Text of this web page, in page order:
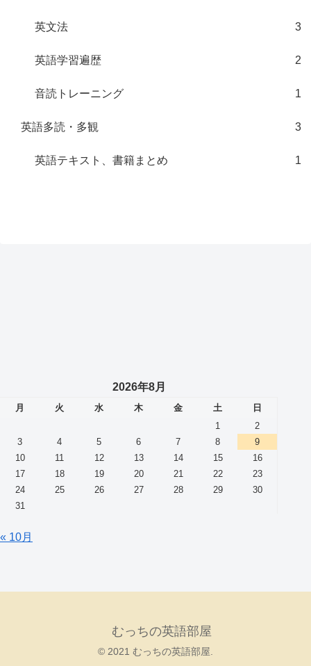
英文法 3
英語学習遍歴 2
音読トレーニング 1
英語多読・多観 3
英語テキスト、書籍まとめ 1
2026年8月
月 火 水 木 金 土
日
1
2
3
4 5 6 7 8
9
10
11 12 13 14 15
16
17
18 19 20 21 22
23
24
25 26 27 28 29
30
31
« 10月
むっちの英語部屋
© 2021 むっちの英語部屋.